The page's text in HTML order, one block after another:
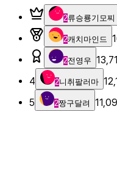
2류승룡기모찌
2캐치마인드
2전영우
4
2니취팔러마
5
2짱구달려